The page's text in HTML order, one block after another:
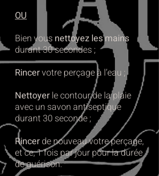
OU
Bien vous nettoyez les mains
durant 30 secondes ;
Rincervotre perçage à l’eau ;
Nettoyerle contour de la plaie
avec un savon antiseptique
durant 30 seconde ;
Rincerde nouveau votre perçage,
et ce, 1 fois par jour pour la durée
de guérison.